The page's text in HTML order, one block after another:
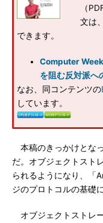
（
文は
できます。
Computer
を阻む反対派へ
なお、同コンテンツの
しています。
本稿のきっかけとな
だ。オブジェクトスト
られるようになり、「
ジのプロトコルの基礎
オブジェクトストレ